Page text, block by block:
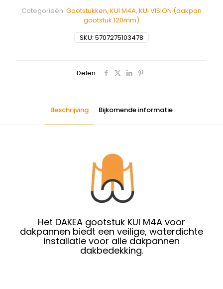
SKU: 5707275103478
Categorieën: Gootstukken, KUI M4A, KUI VISION (dakpan
gootstuk 120mm)
Delen
Beschrijving Bijkomende informatie
Het DAKEA gootstuk KUI M4A voor
dakpannen biedt een veilige, waterdichte
installatie voor alle dakpannen
dakbedekking.